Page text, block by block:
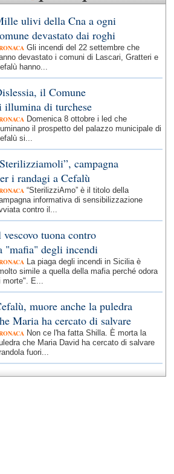
ulivi della Cna a ogni
devastato dai roghi
Gli incendi del 22 settembre che
devastato i comuni di Lascari, Gratteri e
hanno...
il Comune
illumina di turchese
Domenica 8 ottobre i led che
il prospetto del palazzo municipale di
si...
campagna
i randagi a Cefalù
“SterilizziAmo” è il titolo della
informativa di sensibilizzazione
contro il...
tuona contro
"mafia" degli incendi
La piaga degli incendi in Sicilia è
simile a quella della mafia perché odora
morte". E...
muore anche la puledra
Maria ha cercato di salvare
Non ce l'ha fatta Shilla. È morta la
che Maria David ha cercato di salvare
fuori...